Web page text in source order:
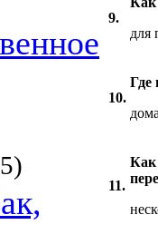
9.
для
10.
Где
11.
Как